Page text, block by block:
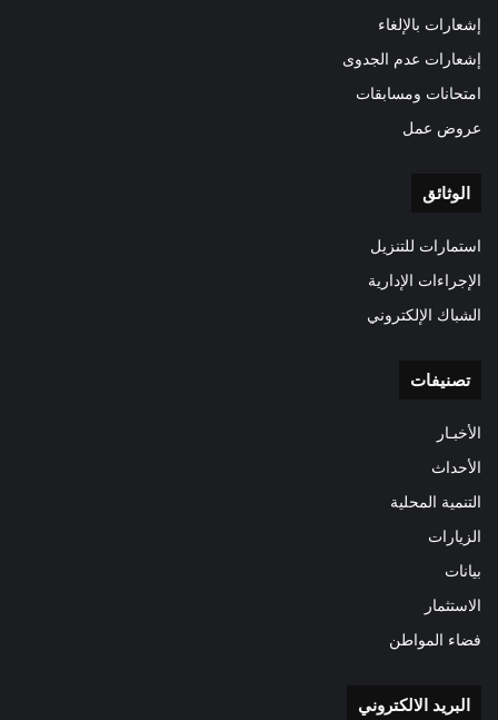
إشعارات بالإلغاء
إشعارات عدم الجدوى
امتحانات ومسابقات
عروض عمل
الوثائق
استمارات للتنزيل
الإجراءات الإدارية
الشباك الإلكتروني
تصنيفات
الأخبـار
الأحداث
التنمية المحلية
الزيارات
بيانات
الاستثمار
فضاء المواطن
البريد الالكتروني